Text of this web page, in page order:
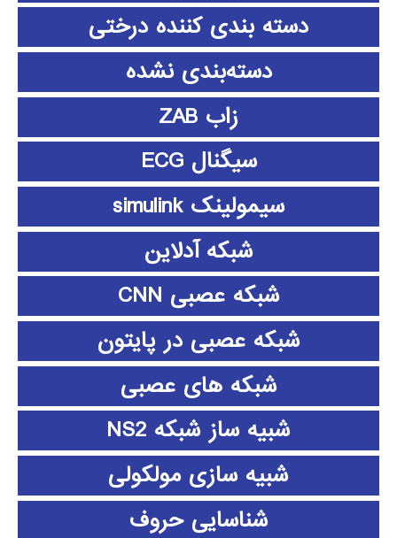
دسته بندی کننده درختی
دسته‌بندی نشده
زاب ZAB
سیگنال ECG
سیمولینک simulink
شبکه آدلاین
شبکه عصبی CNN
شبکه عصبی در پایتون
شبکه های عصبی
شبیه ساز شبکه NS2
شبیه سازی مولکولی
شناسایی حروف